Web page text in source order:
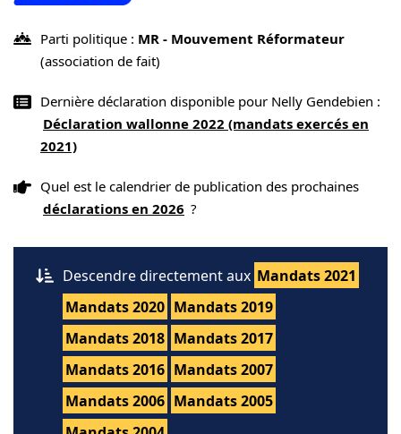
Parti politique : MR - Mouvement Réformateur
(association de fait)
Dernière déclaration disponible pour Nelly Gendebien :
Déclaration wallonne 2022 (mandats exercés en
2021)
Quel est le calendrier de publication des prochaines
déclarations en 2026 ?
Descendre directement aux Mandats 2021
Mandats 2020 Mandats 2019
Mandats 2018 Mandats 2017
Mandats 2016 Mandats 2007
Mandats 2006 Mandats 2005